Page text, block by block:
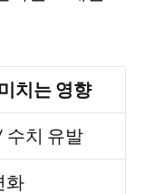
치는 영향
수치 유발
화